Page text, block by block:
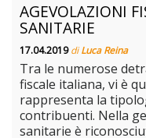
AGEVOLAZIONI
SANITARIE
17.04.2019diLuca Reina
Tra le numerose
fiscale italiana, vi è
rappresenta la
contribuenti. Nella
sanitarie è